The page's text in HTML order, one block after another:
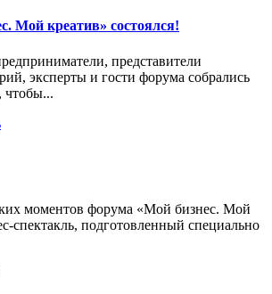
Мой креатив» состоялся!
представители
эксперты и гости форума собрались
чтобы...
моментов форума «Мой бизнес. Мой
спектакль, подготовленный специально